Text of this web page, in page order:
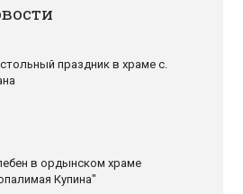
праздник в храме с.
в ордынском храме
Купина"